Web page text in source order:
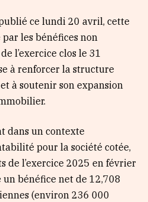
ce lundi 20 avril, cette
les bénéfices non
l’exercice clos le 31
à renforcer la structure
à soutenir son expansion
dans un contexte
pour la société cotée,
de l’exercice 2025 en février
un bénéfice net de 12,708
(environ 236 000